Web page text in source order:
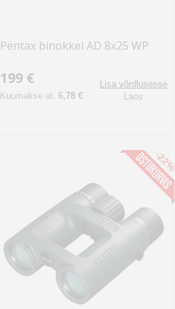
Pentax binokkel AD 8x25 WP
199 €
Kuumakse al. 6,78 €
Lisa võrdlusesse
Laos
-22%